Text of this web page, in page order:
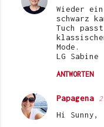
Wieder
schwarz
Tuch
Mode.
LG Sabine
ANTWORTEN
Papagena
Hi Sunny,